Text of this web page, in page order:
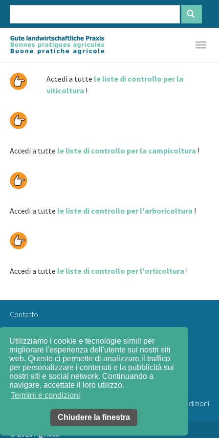
Utilizziamo i cookie e tecnologie simili per
migliorare l'esperienza dell'utente sui nostri siti
web. Questo ci permette di analizzare il traffico
per personalizzare i contenuti e la pubblicità sui
nostri siti e social network. Continuando a
navigare, accettate il loro utilizzo.
Termini e condizioni
Chiudere la finestra
Skip
main
content
Accedi a tutte le liste di controllo per la
viticoltura !
Accedi a tutte le liste di controllo per la campicoltura !
Accedi a tutte le liste di controllo per l'arboricoltura !
Accedi a tutte le liste di controllo per l'orticoltura !
Contatto
Impressum
Termini e condizioni
© 2026Agridea